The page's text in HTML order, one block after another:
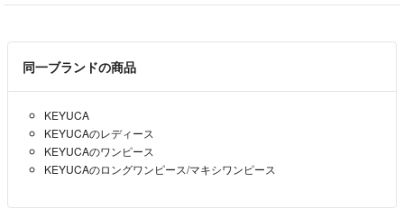
ください。
◉大手リサイクルショップでの購入がほとんどの為、着用画像や購入時
期、着用頻度等に関しましてはお答え出来ません。
◉できる限り実物に近い色味で撮影していますが、デバイスや光の加減
によって写真と実物に多少の色味の誤差が出ますことを予めご理解くだ
さい。
同一ブランドの商品
KEYUCA
KEYUCAのレディース
KEYUCAのワンピース
KEYUCAのロングワンピース/マキシワンピース